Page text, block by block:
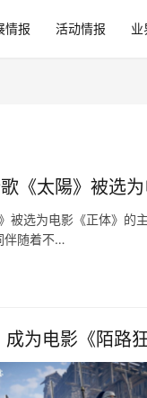
情报 活动情报 业
《太陽》被选
被选为电影《正体》
伴随着不…
为电影《陌路